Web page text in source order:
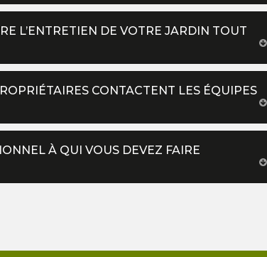
L’ENTRETIEN DE VOTRE JARDIN TOUT
CONTACTENT LES ÉQUIPES
À QUI VOUS DEVEZ FAIRE